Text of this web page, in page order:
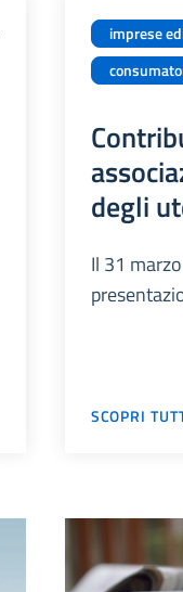
imprese
degli
Il 31
SCOPRI